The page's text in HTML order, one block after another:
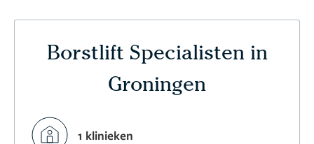
Borstlift Specialisten in
Groningen
1 klinieken